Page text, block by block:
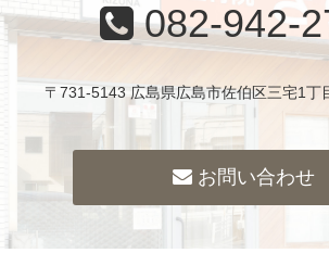
082-942-
〒731-5143 広島県広島市佐伯区三宅1
お問い合わせ